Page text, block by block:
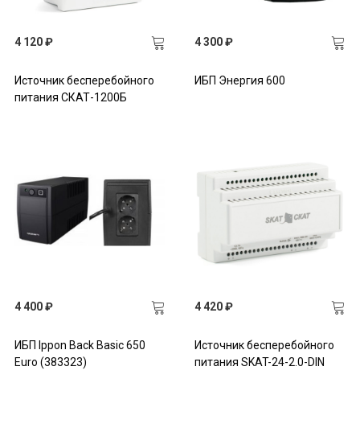
4 120 ₽
Источник бесперебойного
питания СКАТ-1200Б
4 300 ₽
ИБП Энергия 600
4 400 ₽
ИБП Ippon Back Basic 650
Euro (383323)
4 420 ₽
Источник бесперебойного
питания SKAT-24-2.0-DIN